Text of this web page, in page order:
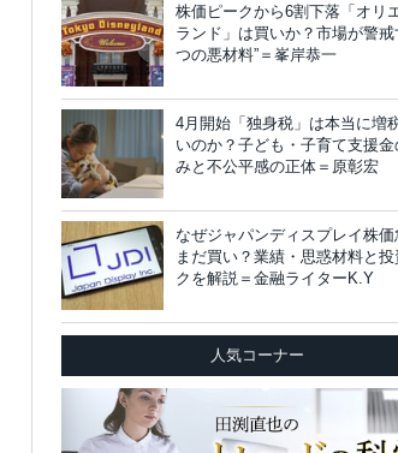
株価ピークから6割下落「オリ
ランド」は買いか？市場が警戒
つの悪材料”＝峯岸恭一
4月開始「独身税」は本当に増
いのか？子ども・子育て支援金
みと不公平感の正体＝原彰宏
なぜジャパンディスプレイ株価
まだ買い？業績・思惑材料と投
クを解説＝金融ライターK.Y
人気コーナー